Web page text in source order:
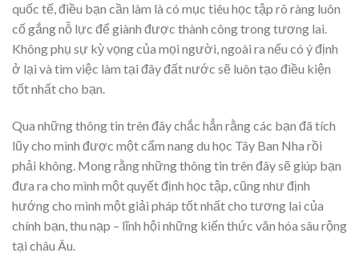
quốc tế, điều bạn cần làm là có mục tiêu học tập rõ ràng luôn
cố gắng nỗ lực để giành được thành công trong tương lai.
Không phụ sự kỳ vọng của mọi người, ngoài ra nếu có ý định
ở lại và tìm việc làm tại đây đất nước sẽ luôn tạo điều kiện
tốt nhất cho bạn.
Qua những thông tin trên đây chắc hẳn rằng các bạn đã tích
lũy cho mình được một cẩm nang du học Tây Ban Nha rồi
phải không. Mong rằng những thông tin trên đây sẽ giúp bạn
đưa ra cho mình một quyết định học tập, cũng như định
hướng cho mình một giải pháp tốt nhất cho tương lai của
chính bạn, thu nạp – lĩnh hội những kiến thức văn hóa sâu rộng
tại châu Âu.